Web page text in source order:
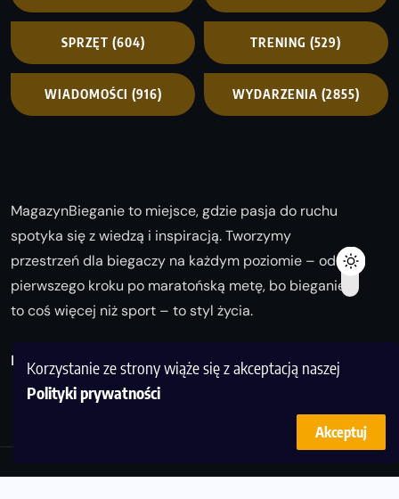
Korzystanie ze strony wiąże się z akceptacją naszej
Polityki prywatności
Akceptuj
SPRZĘT (604) TRENING (529)
WIADOMOŚCI (916) WYDARZENIA (2855)
MagazynBieganie to miejsce, gdzie pasja do ruchu
spotyka się z wiedzą i inspiracją. Tworzymy
przestrzeń dla biegaczy na każdym poziomie – od
pierwszego kroku po maratońską metę, bo bieganie
to coś więcej niż sport – to styl życia.
Biegaj z nami i odkrywaj swoją najlepszą wersję!